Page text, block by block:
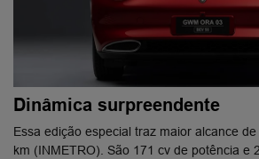
Dinâmica surpreendente
Essa edição especial traz maior alcance
km (INMETRO). São 171 cv de potência e